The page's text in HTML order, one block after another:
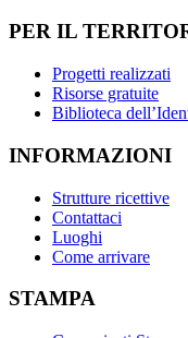
PER IL
Progetti realizzati
Risorse gratuite
Biblioteca
INFORMAZIONI
Strutture ricettive
Contattaci
Luoghi
Come arrivare
STAMPA